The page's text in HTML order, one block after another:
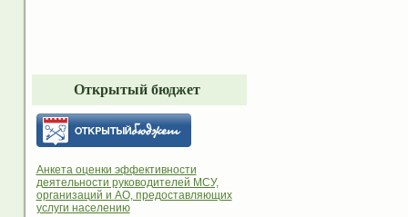
Открытый бюджет
Анкета оценки эффективности
деятельности руководителей МСУ,
организаций и АО, предоставляющих
услуги населению